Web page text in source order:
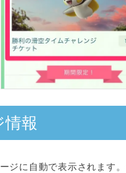
報
ジに自動で表示されます